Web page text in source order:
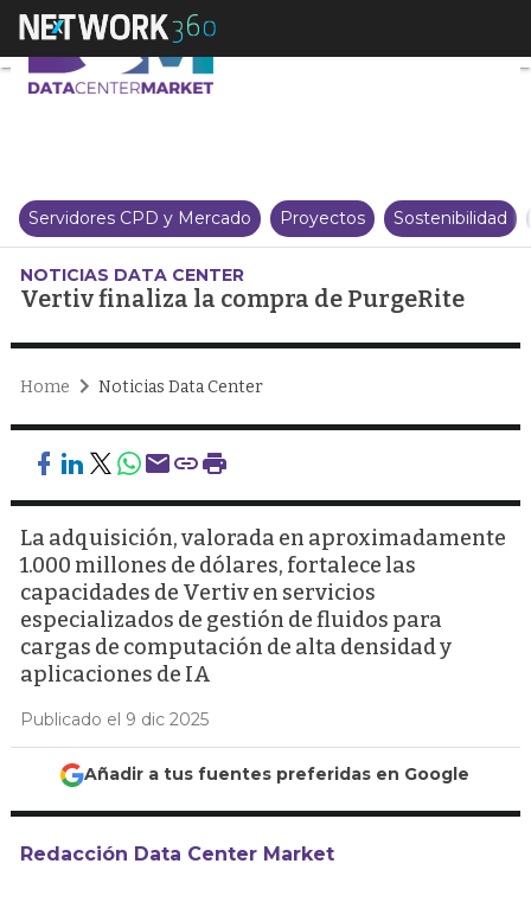
Vertiv finaliza la compra de
Servidores CPD y Mercado Proyectos Sostenibilidad
NOTICIAS DATA CENTER
Vertiv finaliza la compra de PurgeRite
Home Noticias Data Center
La adquisición, valorada en aproximadamente
1.000 millones de dólares, fortalece las
capacidades de Vertiv en servicios
especializados de gestión de fluidos para
cargas de computación de alta densidad y
aplicaciones de IA
Publicado el 9 dic 2025
Añadir a tus fuentes preferidas en Google
Redacción Data Center Market